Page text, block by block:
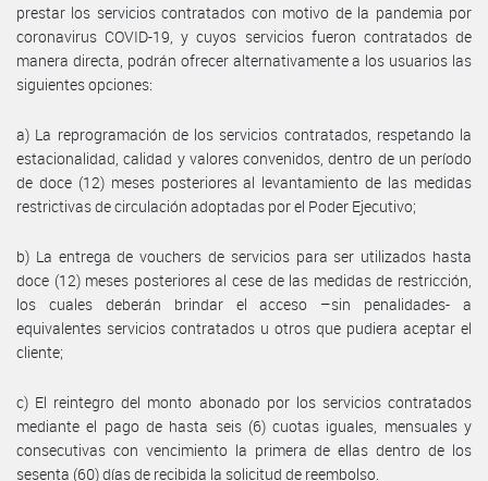
prestar los servicios contratados con motivo de la pandemia por
coronavirus COVID-19, y cuyos servicios fueron contratados de
manera directa, podrán ofrecer alternativamente a los usuarios las
siguientes opciones:
a) La reprogramación de los servicios contratados, respetando la
estacionalidad, calidad y valores convenidos, dentro de un período
de doce (12) meses posteriores al levantamiento de las medidas
restrictivas de circulación adoptadas por el Poder Ejecutivo;
b) La entrega de vouchers de servicios para ser utilizados hasta
doce (12) meses posteriores al cese de las medidas de restricción,
los cuales deberán brindar el acceso –sin penalidades- a
equivalentes servicios contratados u otros que pudiera aceptar el
cliente;
c) El reintegro del monto abonado por los servicios contratados
mediante el pago de hasta seis (6) cuotas iguales, mensuales y
consecutivas con vencimiento la primera de ellas dentro de los
sesenta (60) días de recibida la solicitud de reembolso.